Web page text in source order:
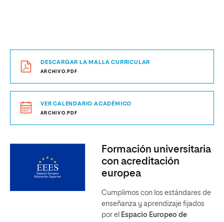
DESCARGAR LA MALLA CURRICULAR
ARCHIVO.PDF
VER CALENDARIO ACADÉMICO
ARCHIVO.PDF
Formación universitaria
con acreditación
europea
Cumplimos con los estándares de
enseñanza y aprendizaje fijados
por el Espacio Europeo de